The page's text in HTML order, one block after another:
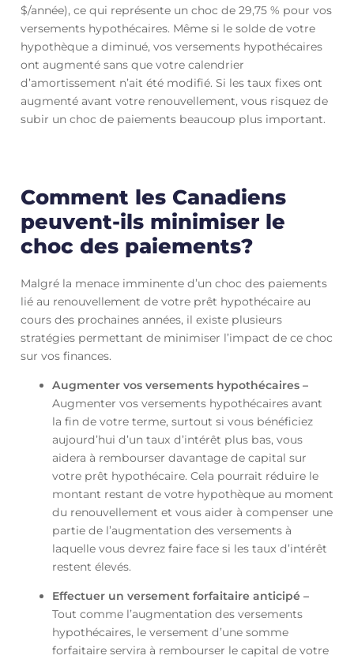
$/année), ce qui représente un choc de 29,75 % pour vos
versements hypothécaires. Même si le solde de votre
hypothèque a diminué, vos versements hypothécaires
ont augmenté sans que votre calendrier
d’amortissement n’ait été modifié. Si les taux fixes ont
augmenté avant votre renouvellement, vous risquez de
subir un choc de paiements beaucoup plus important.
Comment les Canadiens
peuvent-ils minimiser le
choc des paiements?
Malgré la menace imminente d’un choc des paiements
lié au renouvellement de votre prêt hypothécaire au
cours des prochaines années, il existe plusieurs
stratégies permettant de minimiser l’impact de ce choc
sur vos finances.
Augmenter vos versements hypothécaires –
Augmenter vos versements hypothécaires avant
la fin de votre terme, surtout si vous bénéficiez
aujourd’hui d’un taux d’intérêt plus bas, vous
aidera à rembourser davantage de capital sur
votre prêt hypothécaire. Cela pourrait réduire le
montant restant de votre hypothèque au moment
du renouvellement et vous aider à compenser une
partie de l’augmentation des versements à
laquelle vous devrez faire face si les taux d’intérêt
restent élevés.
Effectuer un versement forfaitaire anticipé –
Tout comme l’augmentation des versements
hypothécaires, le versement d’une somme
forfaitaire servira à rembourser le capital de votre